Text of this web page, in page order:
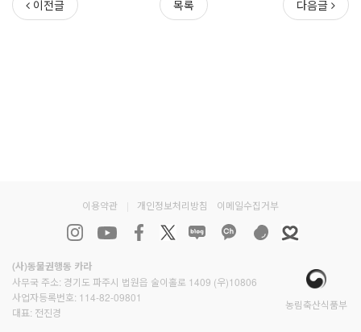
이전글 목록 다음글
이용약관 개인정보처리방침 이메일수집거부
(사)동물권행동 카라
사무국 주소: 경기도 파주시 법원읍 술이홀로 1409 (우)10806
사업자등록번호: 114-82-09801
대표: 전진경
농림축산식품부